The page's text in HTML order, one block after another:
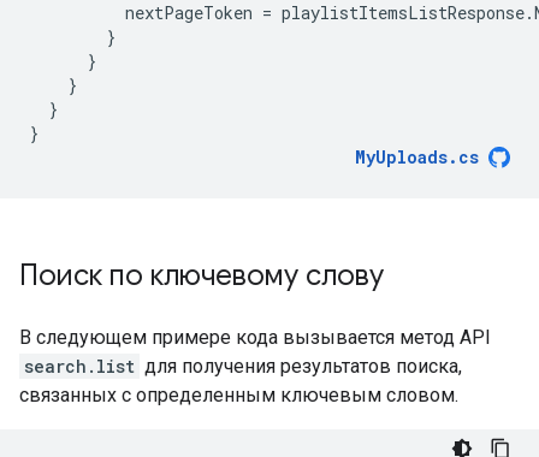
nextPageToken = playlistItemsListResponse.
}
}
}
}
}
MyUploads. cs
Поиск по ключевому слову
В следующем примере кода вызывается метод API
search.list для получения результатов поиска,
связанных с определенным ключевым словом.